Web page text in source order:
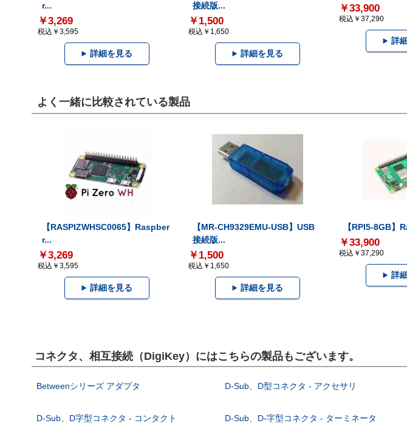
r...
￥3,269
税込￥3,595
詳細を見る
接続版...
￥1,500
税込￥1,650
詳細を見る
￥33,900
税込￥37,290
詳
よく一緒に比較されている製品
【RASPIZWHSC0065】Raspber
r...
￥3,269
税込￥3,595
詳細を見る
【MR-CH9329EMU-USB】USB
接続版...
￥1,500
税込￥1,650
詳細を見る
【RPI5-8GB】
￥33,900
税込￥37,290
詳
コネクタ、相互接続（DigiKey）にはこちらの製品もございます。
Betweenシリーズ アダプタ D-Sub、D型コネクタ - アクセサリ
D-Sub、D字型コネクタ - コンタクト D-Sub、D-字型コネクタ - ターミネータ